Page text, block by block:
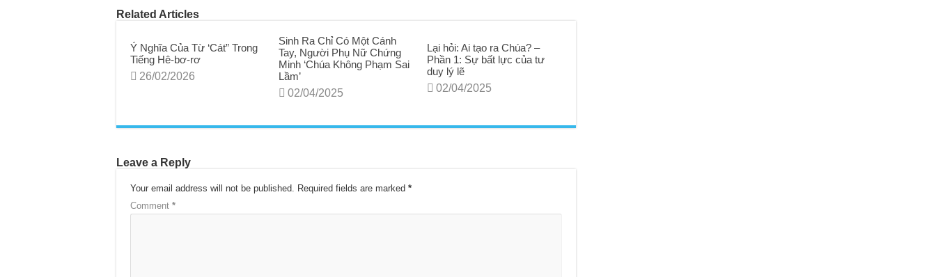
Related Articles
Ý Nghĩa Của Từ ‘Cát” Trong
Tiếng Hê-bơ-rơ
26/02/2026
Sinh Ra Chỉ Có Một Cánh
Tay, Người Phụ Nữ Chứng
Minh ‘Chúa Không Phạm Sai
Lầm’
02/04/2025
Lại hỏi: Ai tạo ra Chúa? –
Phần 1: Sự bất lực của tư
duy lý lẽ
02/04/2025
Leave a Reply
Your email address will not be published. Required fields are marked *
Comment *